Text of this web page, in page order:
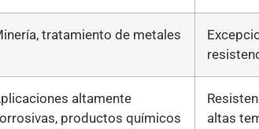
tratamiento de metales
altamente
productos químicos
altas